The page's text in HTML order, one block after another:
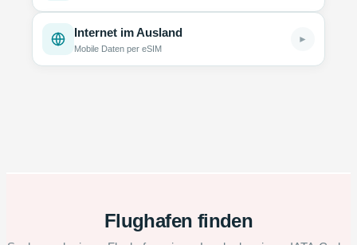
Internet im Ausland
Mobile Daten per eSIM
►
Flughafen finden